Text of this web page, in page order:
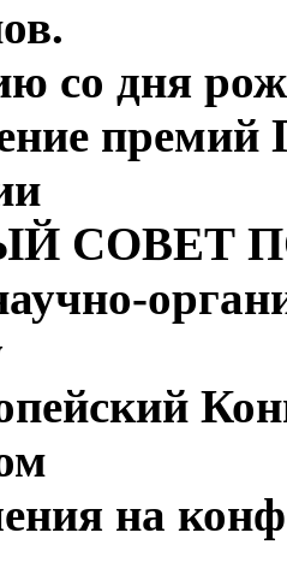
со дня
премий
СОВЕТ
на